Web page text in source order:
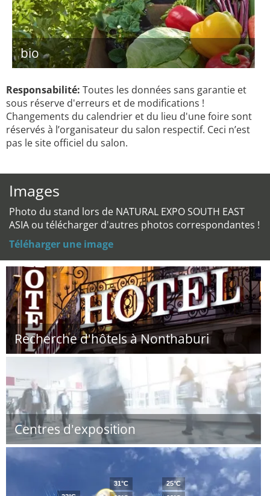
bio
Responsabilité: Toutes les données sans garantie et
sous réserve d'erreurs et de modifications !
Changements du calendrier et du lieu d'une foire sont
réservés à l’organisateur du salon respectif. Ceci n’est
pas le site officiel du salon.
Images
Photo du stand lors de NATURAL EXPO SOUTH EAST
ASIA ou télécharger d'autres photos correspondantes !
Téléharger une image
Recherche d'hôtels à Nonthaburi
Centres d'exposition
31°C
25°C